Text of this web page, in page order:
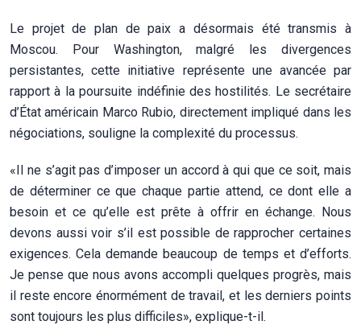
Le projet de plan de paix a désormais été transmis à
Moscou. Pour Washington, malgré les divergences
persistantes, cette initiative représente une avancée par
rapport à la poursuite indéfinie des hostilités. Le secrétaire
d’État américain Marco Rubio, directement impliqué dans les
négociations, souligne la complexité du processus.
«Il ne s’agit pas d’imposer un accord à qui que ce soit, mais
de déterminer ce que chaque partie attend, ce dont elle a
besoin et ce qu’elle est prête à offrir en échange. Nous
devons aussi voir s’il est possible de rapprocher certaines
exigences. Cela demande beaucoup de temps et d’efforts.
Je pense que nous avons accompli quelques progrès, mais
il reste encore énormément de travail, et les derniers points
sont toujours les plus difficiles», explique-t-il.